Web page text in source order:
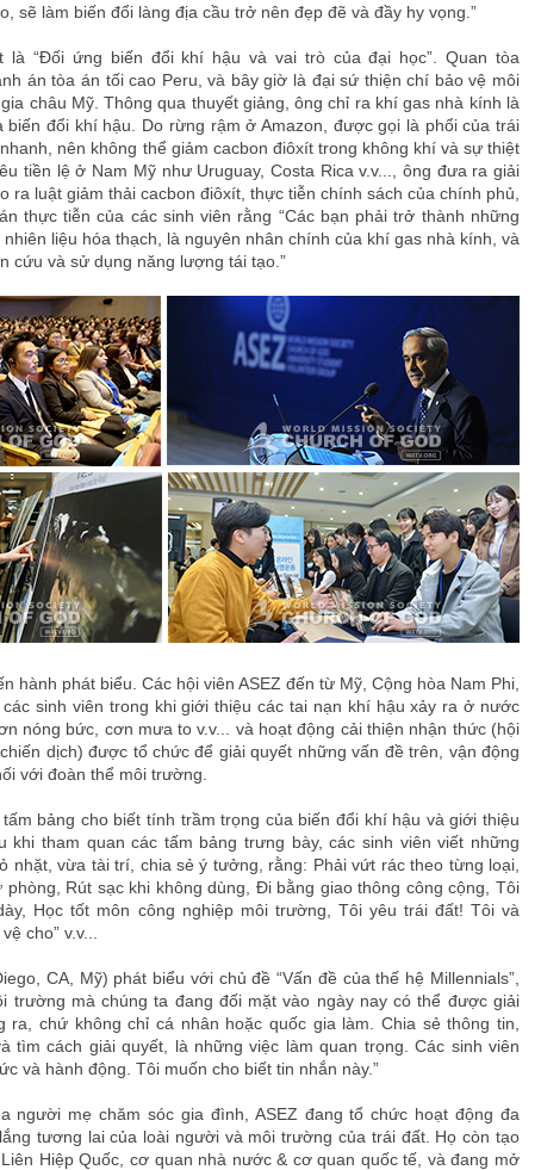
sẽ làm biến đổi làng địa cầu trở nên đẹp đẽ và đầy hy vọng.”
là “Đối ứng biến đổi khí hậu và vai trò của đại học”. Quan tòa
án tòa án tối cao Peru, và bây giờ là đại sứ thiện chí bảo vệ môi
châu Mỹ. Thông qua thuyết giảng, ông chỉ ra khí gas nhà kính là
biến đổi khí hậu. Do rừng rậm ở Amazon, được gọi là phổi của trái
nên không thể giảm cacbon điôxít trong không khí và sự thiệt
tiền lệ ở Nam Mỹ như Uruguay, Costa Rica v.v..., ông đưa ra giải
ra luật giảm thải cacbon điôxít, thực tiễn chính sách của chính phủ,
thực tiễn của các sinh viên rằng “Các bạn phải trở thành những
liệu hóa thạch, là nguyên nhân chính của khí gas nhà kính, và
cứu và sử dụng năng lượng tái tạo.”
hành phát biểu. Các hội viên ASEZ đến từ Mỹ, Cộng hòa Nam Phi,
sinh viên trong khi giới thiệu các tai nạn khí hậu xảy ra ở nước
nóng bức, cơn mưa to v.v... và hoạt động cải thiện nhận thức (hội
dịch) được tổ chức để giải quyết những vấn đề trên, vận động
với đoàn thể môi trường.
bảng cho biết tính trầm trọng của biến đổi khí hậu và giới thiệu
khi tham quan các tấm bảng trưng bày, các sinh viên viết những
nhặt, vừa tài trí, chia sẻ ý tưởng, rằng: Phải vứt rác theo từng loại,
phòng, Rút sạc khi không dùng, Đi bằng giao thông công cộng, Tôi
Học tốt môn công nghiệp môi trường, Tôi yêu trái đất! Tôi và
cho” v.v...
CA, Mỹ) phát biểu với chủ đề “Vấn đề của thế hệ Millennials”,
trường mà chúng ta đang đối mặt vào ngày nay có thể được giải
ra, chứ không chỉ cá nhân hoặc quốc gia làm. Chia sẻ thông tin,
tìm cách giải quyết, là những việc làm quan trọng. Các sinh viên
và hành động. Tôi muốn cho biết tin nhắn này.”
người mẹ chăm sóc gia đình, ASEZ đang tổ chức hoạt động đa
tương lai của loài người và môi trường của trái đất. Họ còn tạo
Hiệp Quốc, cơ quan nhà nước & cơ quan quốc tế, và đang mở